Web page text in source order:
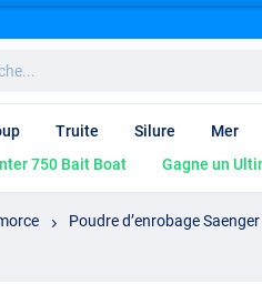
Truite Silure Mer
750 Bait Boat Gagne un
Poudre d’enrobage